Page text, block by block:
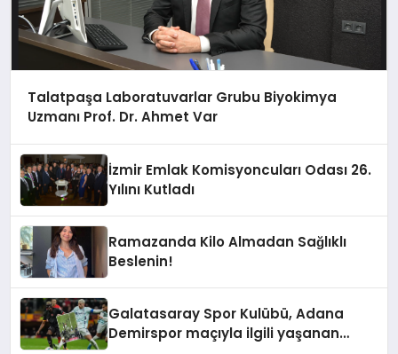
Talatpaşa Laboratuvarlar Grubu Biyokimya
Uzmanı Prof. Dr. Ahmet Var
İzmir Emlak Komisyoncuları Odası 26.
Yılını Kutladı
Ramazanda Kilo Almadan Sağlıklı
Beslenin!
Galatasaray Spor Kulübü, Adana
Demirspor maçıyla ilgili yaşanan